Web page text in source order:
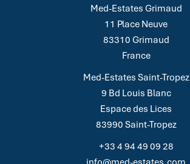
Med-Estates Grimaud
11 Place Neuve
83310 Grimaud
France
Med-Estates Saint-Tropez
9 Bd Louis Blanc
Espace des Lices
83990 Saint-Tropez
+33 4 94 49 09 28